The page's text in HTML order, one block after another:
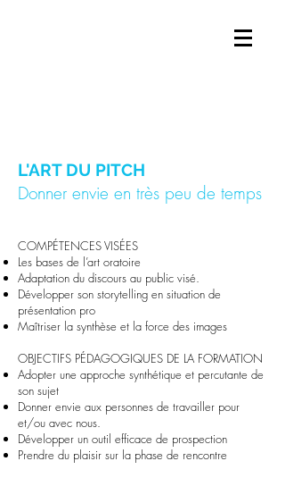
L'ART DU PITCH
Donner envie en très peu de temps
​COMPÉTENCES VISÉES
Les bases de l’art oratoire
Adaptation du discours au public visé.
Développer son storytelling en situation de
présentation pro
Maîtriser la synthèse et la force des images
OBJECTIFS PÉDAGOGIQUES DE LA FORMATION
Adopter une approche synthétique et percutante de
son sujet
Donner envie aux personnes de travailler pour
et/ou avec nous.
Développer un outil efficace de prospection
Prendre du plaisir sur la phase de rencontre